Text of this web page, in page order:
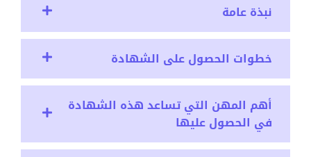
نبذة عامة
خطوات الحصول على الشهادة
أهم المهن التي تساعد هذه الشهادة
في الحصول عليها